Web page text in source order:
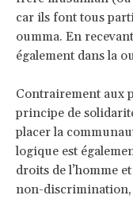
car ils font tous
oumma. En
également dans la
Contrairement aux
principe de
placer la
logique est
droits de l’homme
non-discrimination,